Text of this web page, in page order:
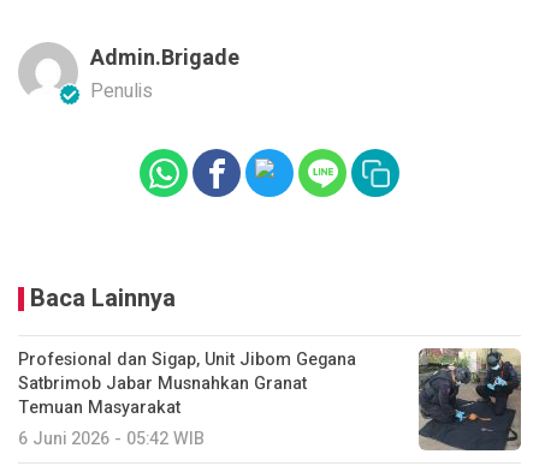
Admin.brigade
Penulis
Baca Lainnya
Profesional dan Sigap, Unit Jibom Gegana
Satbrimob Jabar Musnahkan Granat
Temuan Masyarakat
6 Juni 2026 - 05:42 WIB